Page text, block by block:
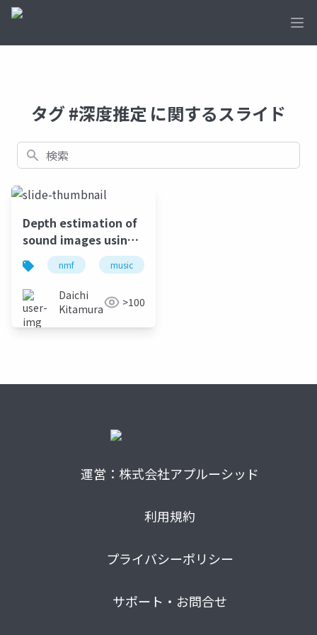
タグ #深度推定 に関するスライド
検索
Depth estimation of
sound images using
directional
clustering and
activation-shared
nonnegative matrix
factorization
nmf music
Daichi
Kitamura
>100
運営：株式会社アプルーシッド
利用規約
プライバシーポリシー
サポート・お問合せ